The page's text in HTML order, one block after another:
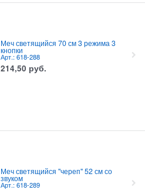
Меч светящийся 70 см 3 режима 3
кнопки
Арт.: 618-288
214,50 руб.
Меч светящийся "череп" 52 см со
звуком
Арт.: 618-289